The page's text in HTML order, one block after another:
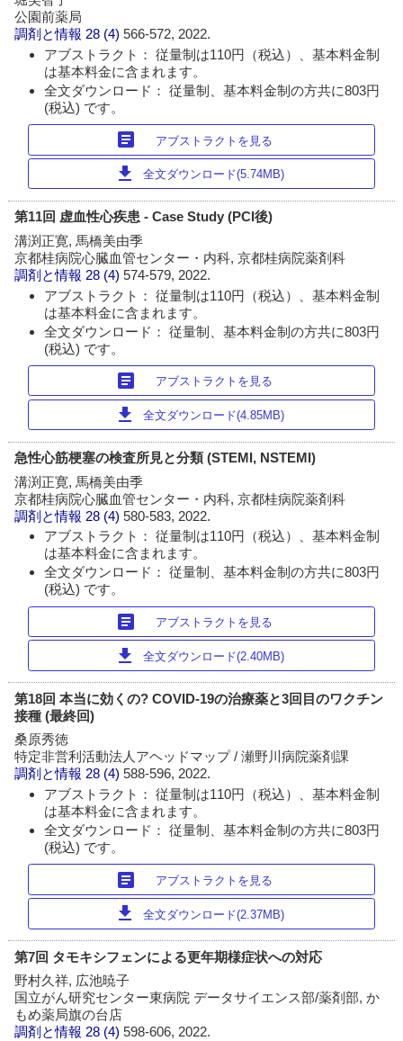
公園前薬局
調剤と情報 28 (4)566-572, 2022.
アブストラクト： 従量制は110円（税込）、基本料金制
は基本料金に含まれます。
全文ダウンロード： 従量制、基本料金制の方共に803円
(税込) です。
article アブストラクトを見る
download 全文ダウンロード(5.74MB)
第11回 虚血性心疾患 - Case Study (PCI後)
溝渕正寛, 馬橋美由季
京都桂病院心臓血管センター・内科, 京都桂病院薬剤科
調剤と情報 28 (4)574-579, 2022.
アブストラクト： 従量制は110円（税込）、基本料金制
は基本料金に含まれます。
全文ダウンロード： 従量制、基本料金制の方共に803円
(税込) です。
article アブストラクトを見る
download 全文ダウンロード(4.85MB)
急性心筋梗塞の検査所見と分類 (STEMI, NSTEMI)
溝渕正寛, 馬橋美由季
京都桂病院心臓血管センター・内科, 京都桂病院薬剤科
調剤と情報 28 (4)580-583, 2022.
アブストラクト： 従量制は110円（税込）、基本料金制
は基本料金に含まれます。
全文ダウンロード： 従量制、基本料金制の方共に803円
(税込) です。
article アブストラクトを見る
download 全文ダウンロード(2.40MB)
第18回 本当に効くの? COVID-19の治療薬と3回目のワクチン
接種 (最終回)
桑原秀徳
特定非営利活動法人アヘッドマップ / 瀬野川病院薬剤課
調剤と情報 28 (4)588-596, 2022.
アブストラクト： 従量制は110円（税込）、基本料金制
は基本料金に含まれます。
全文ダウンロード： 従量制、基本料金制の方共に803円
(税込) です。
article アブストラクトを見る
download 全文ダウンロード(2.37MB)
第7回 タモキシフェンによる更年期様症状への対応
野村久祥, 広池暁子
国立がん研究センター東病院 データサイエンス部/薬剤部, か
もめ薬局旗の台店
調剤と情報 28 (4)598-606, 2022.